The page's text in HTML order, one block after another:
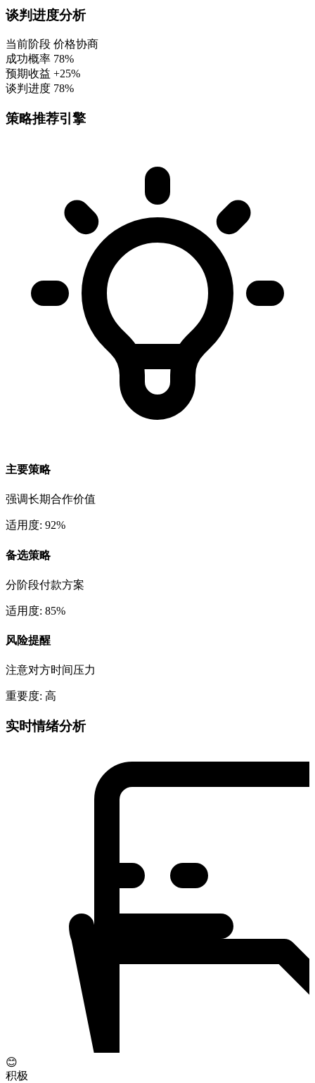
谈判进度分析
当前阶段 价格协商
成功概率 78%
预期收益 +25%
谈判进度 78%
策略推荐引擎
主要策略
强调长期合作价值
适用度: 92%
备选策略
分阶段付款方案
适用度: 85%
风险提醒
注意对方时间压力
重要度: 高
实时情绪分析
😊
积极